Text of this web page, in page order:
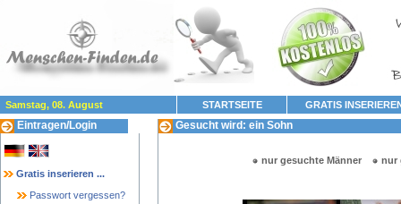
Samstag, 08. August STARTSEITE GRATIS
Eintragen/Login
Gratis inserieren ...
Passwort vergessen?
Gesucht wird: ein Sohn
nur gesuchte Männer nur